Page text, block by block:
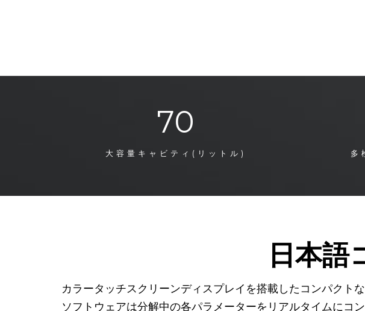
70
大容量キャビティ(リットル) 多
日本語
カラータッチスクリーンディスプレイを搭載したコンパクト
ソフトウェアは分解中の各パラメーターをリアルタイムにコ